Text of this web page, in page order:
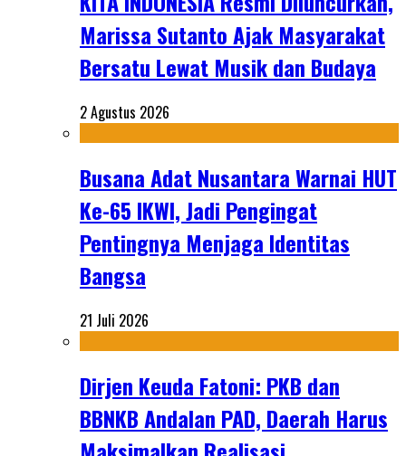
Marissa Sutanto Ajak Masyarakat
Bersatu Lewat Musik dan Budaya
2 Agustus 2026
Busana Adat Nusantara Warnai HUT
Ke-65 IKWI, Jadi Pengingat
Pentingnya Menjaga Identitas
Bangsa
21 Juli 2026
Dirjen Keuda Fatoni: PKB dan
BBNKB Andalan PAD, Daerah Harus